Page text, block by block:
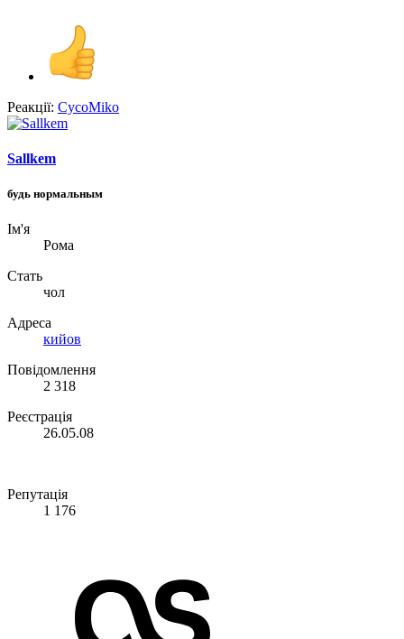
Реакції: CycoMiko
Sallkem
будь нормальным
Ім'я
Рома
Стать
чол
Адреса
кийов
Повідомлення
2 318
Реєстрація
26.05.08
Репутація
1 176